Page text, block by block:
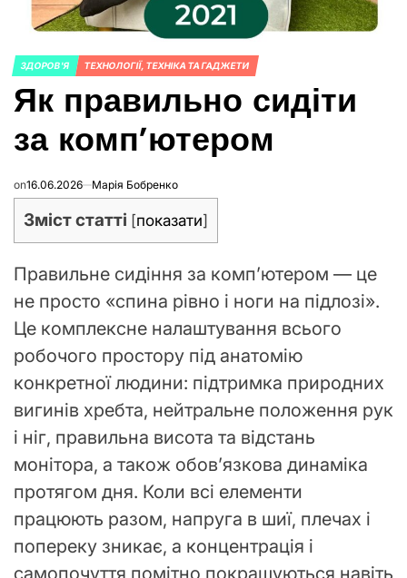
POSTED
IN
ЗДОРОВ'Я ТЕХНОЛОГІЇ, ТЕХНІКА ТА ГАДЖЕТИ
Як правильно сидіти
за комп’ютером
on16.06.2026 Марія Бобренко
Зміст статті [показати]
Правильне сидіння за комп’ютером — це
не просто «спина рівно і ноги на підлозі».
Це комплексне налаштування всього
робочого простору під анатомію
конкретної людини: підтримка природних
вигинів хребта, нейтральне положення рук
і ніг, правильна висота та відстань
монітора, а також обов’язкова динаміка
протягом дня. Коли всі елементи
працюють разом, напруга в шиї, плечах і
попереку зникає, а концентрація і